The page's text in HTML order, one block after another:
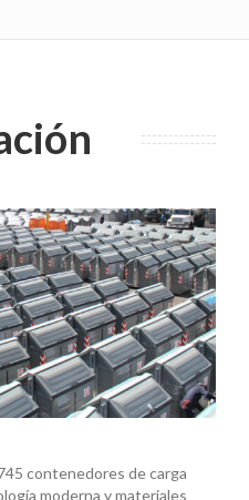
contenedores de carga
moderna y materiales